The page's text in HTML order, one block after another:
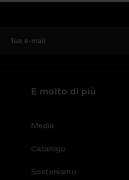
E molto di più
Media
Catalogo
Sosteniamo